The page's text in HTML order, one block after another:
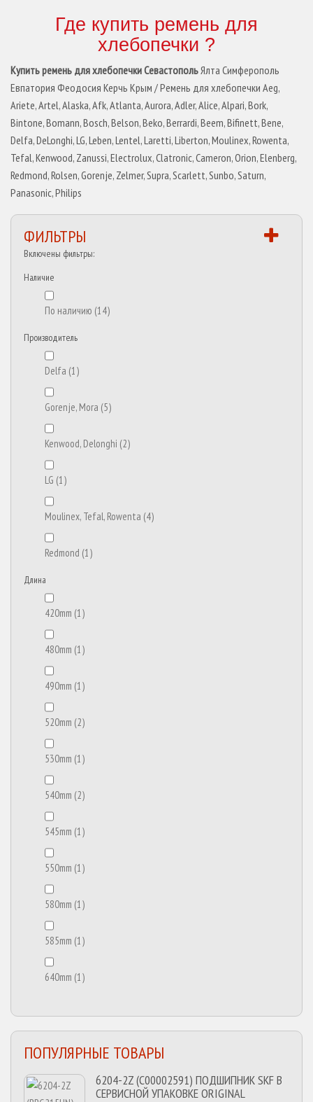
Где купить ремень для
хлебопечки ?
Купить ремень для хлебопечки СевастопольЯлта Симферополь
Евпатория Феодосия Керчь Крым / Ремень для хлебопечки Aeg,
Ariete, Artel, Alaska, Afk, Atlanta, Aurora, Adler, Alice, Alpari, Bork,
Bintone, Bomann, Bosch, Belson, Beko, Berrardi, Beem, Bifinett, Bene,
Delfa, DeLonghi, LG, Leben, Lentel, Laretti, Liberton, Moulinex, Rowenta,
Tefal, Kenwood, Zanussi, Electrolux, Clatronic, Cameron, Orion, Elenberg,
Redmond, Rolsen, Gorenje, Zelmer, Supra, Scarlett, Sunbo, Saturn,
Panasonic, Philips
ФИЛЬТРЫ
Включены фильтры:
Наличие
По наличию (14)
Производитель
Delfa (1)
Gorenje, Mora (5)
Kenwood, Delonghi (2)
LG (1)
Moulinex, Tefal, Rowenta (4)
Redmond (1)
Длина
420mm (1)
480mm (1)
490mm (1)
520mm (2)
530mm (1)
540mm (2)
545mm (1)
550mm (1)
580mm (1)
585mm (1)
640mm (1)
ПОПУЛЯРНЫЕ ТОВАРЫ
6204-2Z (C00002591) ПОДШИПНИК SKF В
СЕРВИСНОЙ УПАКОВКЕ ORIGINAL